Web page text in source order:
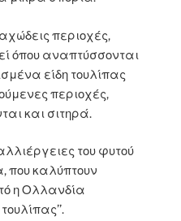
περιοχές,
όπου αναπτύσσονται
είδη τουλίπας
περιοχές,
και σιτηρά.
του φυτού
που καλύπτουν
η Ολλανδία